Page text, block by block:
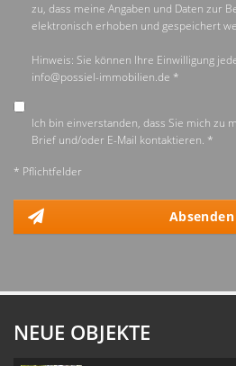
zu, dass meine Angaben und Daten zur
elektronisch erhoben und gespeichert
Hinweis: Sie können Ihre Einwilligung
info@possiel-immobilien.de *
Ich bin einverstanden, dass Sie mich zu
Brief und/oder E-Mail kontaktieren. *
* Pflichtfelder
Absenden
NEUE OBJEKTE